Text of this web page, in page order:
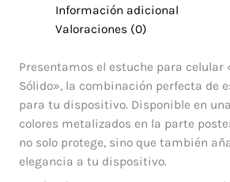
Información adicional
Valoraciones (0)
Presentamos el estuche para celular
Sólido», la combinación perfecta de
para tu dispositivo. Disponible en
colores metalizados en la parte
no solo protege, sino que también
elegancia a tu dispositivo.